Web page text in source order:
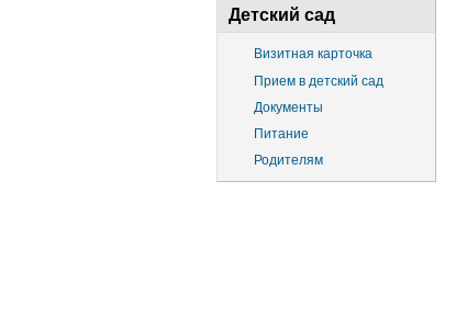
Детский сад
Визитная карточка
Прием в детский сад
Документы
Питание
Родителям